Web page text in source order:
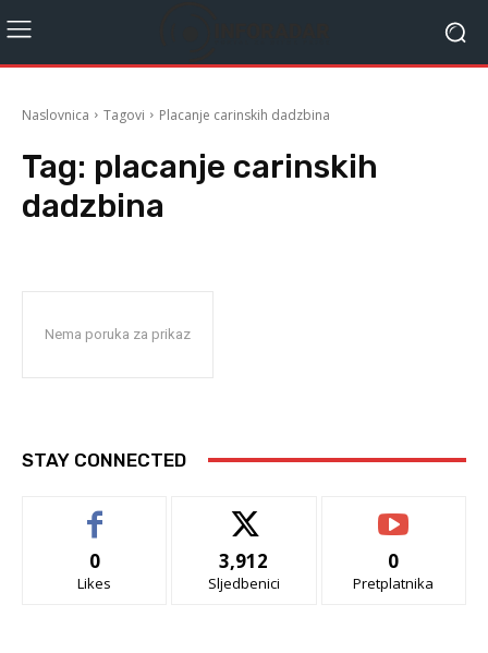
Naslovnica Tagovi Placanje carinskih dadzbina
Tag: placanje carinskih
dadzbina
Nema poruka za prikaz
STAY CONNECTED
0
Likes
3,912
Sljedbenici
0
Pretplatnika